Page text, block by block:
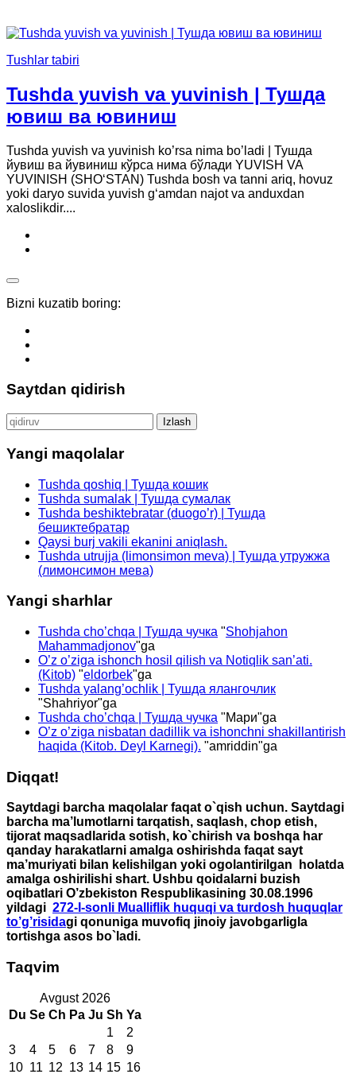
Tushlar tabiri
Tushda yuvish va yuvinish | Тушда
ювиш ва ювиниш
Tushda yuvish va yuvinish ko’rsa nima bo’ladi | Тушда
йувиш ва йувиниш кўрса нима бўлади YUVISH VA
YUVINISH (SHO‘STAN) Tushda bosh va tanni ariq, hovuz
yoki daryo suvida yuvish g‘amdan najot va anduxdan
xaloslikdir....
Bizni kuzatib boring:
Saytdan qidirish
Qidirshish:
Yangi maqolalar
Tushda qoshiq | Тушда кошик
Tushda sumalak | Тушда сумалак
Tushda beshiktebratar (duogo’r) | Тушда
бешиктебратар
Qaysi burj vakili ekanini aniqlash.
Tushda utrujja (limonsimon meva) | Тушда утружжа
(лимонсимон мева)
Yangi sharhlar
Tushda cho’chqa | Тушда чучка "Shohjahon
Mahammadjonov"ga
O’z o’ziga ishonch hosil qilish va Notiqlik san’ati.
(Kitob) "eldorbek"ga
Tushda yalang’ochlik | Тушда ялангочлик
"Shahriyor"ga
Tushda cho’chqa | Тушда чучка "Мари"ga
O’z o’ziga nisbatan dadillik va ishonchni shakillantirish
haqida (Kitob. Deyl Karnegi). "amriddin"ga
Diqqat!
Saytdagi barcha maqolalar faqat o`qish uchun. Saytdagi
barcha ma’lumotlarni tarqatish, saqlash, chop etish,
tijorat maqsadlarida sotish, ko`chirish va boshqa har
qanday harakatlarni amalga oshirishda faqat sayt
ma’muriyati bilan kelishilgan yoki ogolantirilgan holatda
amalga oshirilishi shart. Ushbu qoidalarni buzish
oqibatlari O’zbekiston Respublikasining 30.08.1996
yildagi 272-I-sonli Mualliflik huquqi va turdosh huquqlar
to’g’risidagi qonuniga muvofiq jinoiy javobgarligla
tortishga asos bo`ladi.
Taqvim
Avgust 2026
Du Se Ch Pa Ju Sh Ya
1
2
3
4 5 6 7 8
9
10 11 12 13 14 15 16